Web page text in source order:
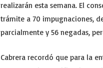
realizarán esta semana. El
trámite a 70 impugnaciones,
parcialmente y 56 negadas,
Cabrera recordó que para la